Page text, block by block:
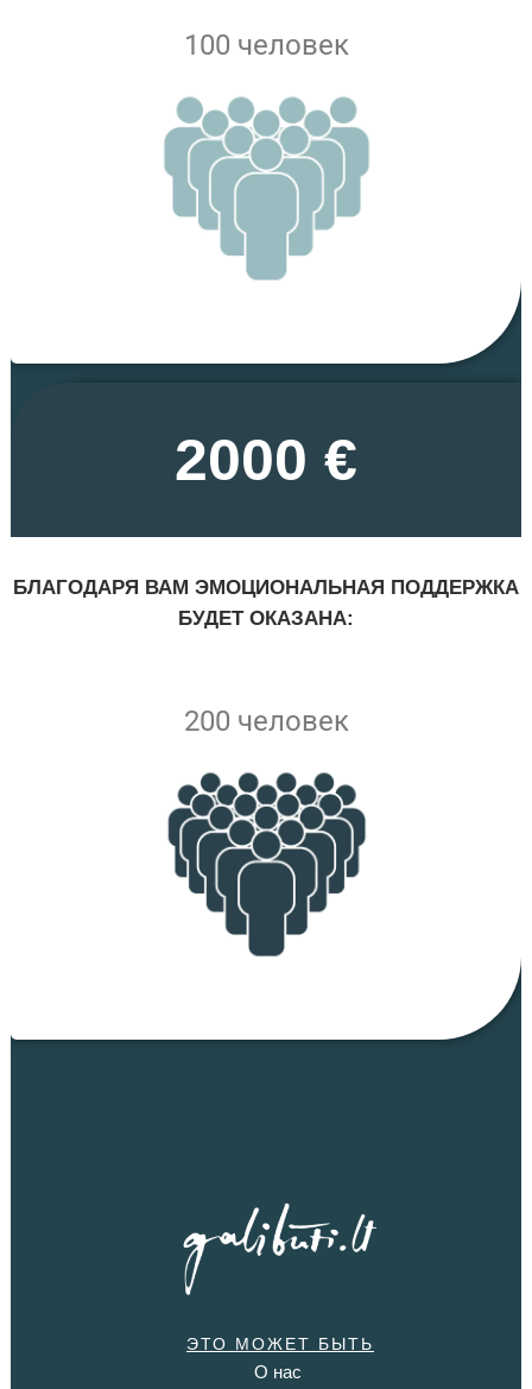
100 человек
2000 €
БЛАГОДАРЯ ВАМ ЭМОЦИОНАЛЬНАЯ ПОДДЕРЖКА
БУДЕТ ОКАЗАНА:
200 человек
ЭТО МОЖЕТ БЫТЬ
О нас